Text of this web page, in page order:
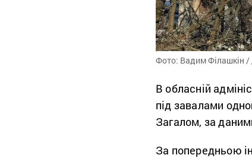
Фото: Вадим Філашкін
В обласній
під завалами
Загалом, за
За попередньою